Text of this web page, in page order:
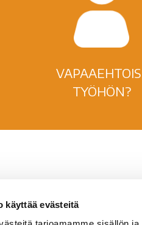
käyttää evästeitä
TYÖHÖN?
Rovalan